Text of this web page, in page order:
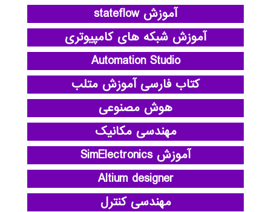
آموزش stateflow
آموزش شبکه های کامپیوتری
Automation Studio
کتاب فارسی آموزش متلب
هوش مصنوعی
مهندسی مکانیک
آموزش SimElectronics
Altium designer
مهندسی کنترل